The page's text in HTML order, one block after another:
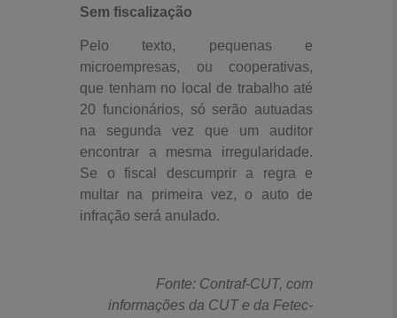
Sem fiscalização
Pelo texto, pequenas e
microempresas, ou cooperativas,
que tenham no local de trabalho até
20 funcionários, só serão autuadas
na segunda vez que um auditor
encontrar a mesma irregularidade.
Se o fiscal descumprir a regra e
multar na primeira vez, o auto de
infração será anulado.
Fonte: Contraf-CUT, com
informações da CUT e da Fetec-